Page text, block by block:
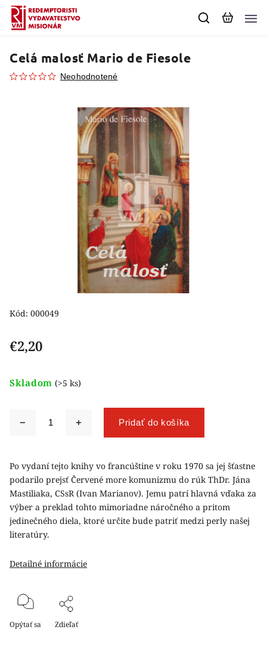
Celá malosť Mario de Fiesole
Neohodnotené
Kód: 000049
€2,20
Skladom (>5 ks)
Pridať do košíka
Po vydaní tejto knihy vo francúštine v roku 1970 sa jej šťastne
podarilo prejsť Červené more komunizmu do rúk ThDr. Jána
Mastiliaka, CSsR (Ivan Marianov). Jemu patrí hlavná vďaka za
výber a preklad tohto mimoriadne náročného a pritom
jedinečného diela, ktoré určite bude patriť medzi perly našej
literatúry.
Detailné informácie
Opýtať sa Zdieľať